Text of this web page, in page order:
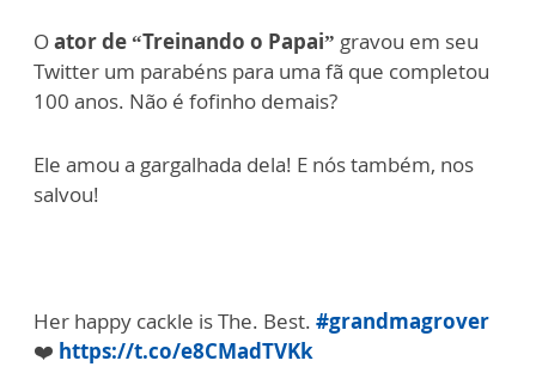
Oator de “Treinando o Papai” gravou em seu
Twitter um parabéns para uma fã que completou
100 anos. Não é fofinho demais?
Ele amou a gargalhada dela! E nós também, nos
salvou!
Her happy cackle is The. Best. #grandmagrover
❤️ https://t.co/e8CMadTVKk